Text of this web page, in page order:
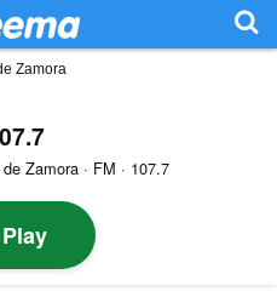
Zamora
Zamora · FM · 107.7
Play